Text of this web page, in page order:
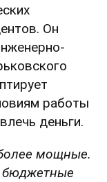
Он
работы
деньги.
мощные.
бюджетные